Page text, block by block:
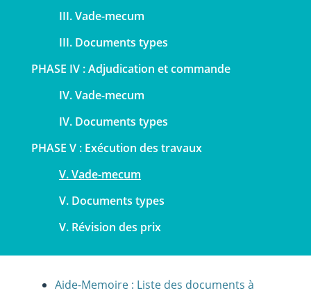
III. Vade-mecum
III. Documents types
PHASE IV : Adjudication et commande
IV. Vade-mecum
IV. Documents types
PHASE V : Exécution des travaux
V. Vade-mecum
V. Documents types
V. Révision des prix
Aide-Memoire : Liste des documents à